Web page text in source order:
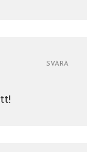
SVARA